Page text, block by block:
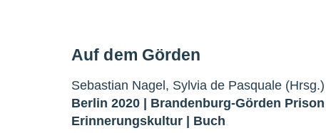
Auf dem Görden
Sebastian Nagel, Sylvia de Pasquale (Hrsg.)
Berlin 2020 | Brandenburg-Görden
Erinnerungskultur | Buch